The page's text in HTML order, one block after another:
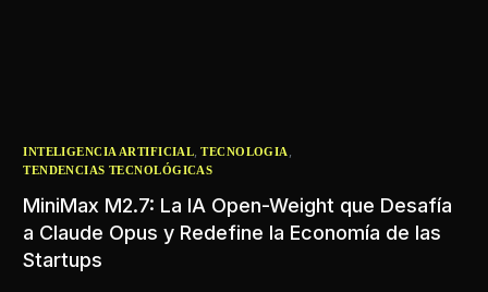
INTELIGENCIA ARTIFICIAL,TECNOLOGIA ,
TENDENCIAS TECNOLÓGICAS
MiniMax M2.7: La IA Open-Weight que Desafía
a Claude Opus y Redefine la Economía de las
Startups